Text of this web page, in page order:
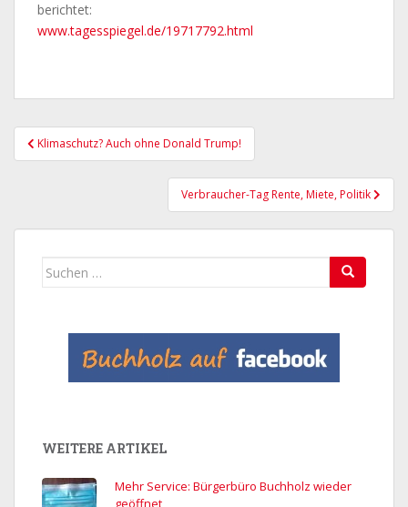
berichtet:
www.tagesspiegel.de/19717792.html
Beitragsnavigation
Klimaschutz? Auch ohne Donald Trump!
Verbraucher-Tag Rente, Miete, Politik
Suchen
WEITERE ARTIKEL
Mehr Service: Bürgerbüro Buchholz wieder
geöffnet